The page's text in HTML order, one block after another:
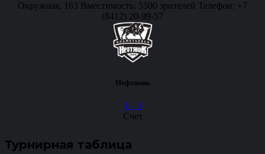
Окружная, 163 Вместимость: 5500 зрителей Телефон: +7
(8412) 20-99-57
Нефтяник
1 - 3
Счет
Турнирная таблица